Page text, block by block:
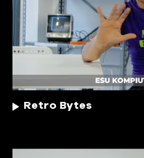
Retro Bytes